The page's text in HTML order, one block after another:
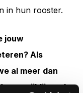
in hun rooster.
jouw
Als
al meer dan
vrijblijvend